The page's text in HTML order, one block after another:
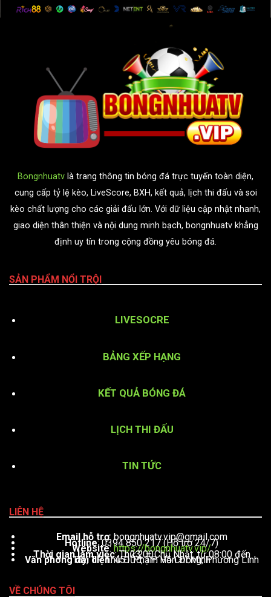
Bongnhuatv là trang thông tin bóng đá trực tuyến toàn diện,
cung cấp tỷ lệ kèo, LiveScore, BXH, kết quả, lịch thi đấu và soi
kèo chất lượng cho các giải đấu lớn. Với dữ liệu cập nhật nhanh,
giao diện thân thiện và nội dung minh bạch, bongnhuatv khẳng
định uy tín trong cộng đồng yêu bóng đá.
SẢN PHẨM NỔI TRỘI
LIVESOCRE
BẢNG XẾP HẠNG
KẾT QUẢ BÓNG ĐÁ
LỊCH THI ĐẤU
TIN TỨC
LIÊN HỆ
Email hỗ trợ:bongnhuatv.vip@gmail.com
Hotline: 0394 850 217 (Hỗ trợ 24/7)
Website:https://bongnhuatv.vip/
Thời gian làm việc : Thứ 2 – Chủ Nhật, từ 08:00 đến 23:00
Văn phòng đại diện: 451 Phạm Văn Đồng, Phường Linh Tây, TP. Thủ Đức, TP. Hồ Chí Minh
VỀ CHÚNG TÔI